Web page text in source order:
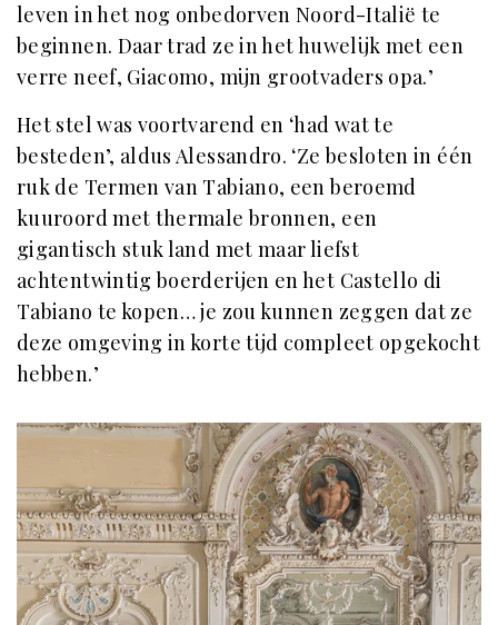
leven in het nog onbedorven Noord-Italië te
beginnen. Daar trad ze in het huwelijk met een
verre neef, Giacomo, mijn grootvaders opa.’
Het stel was voortvarend en ‘had wat te
besteden’, aldus Alessandro. ‘Ze besloten in één
ruk de Termen van Tabiano, een beroemd
kuuroord met thermale bronnen, een
gigantisch stuk land met maar liefst
achtentwintig boerderijen en het Castello di
Tabiano te kopen… je zou kunnen zeggen dat ze
deze omgeving in korte tijd compleet opgekocht
hebben.’